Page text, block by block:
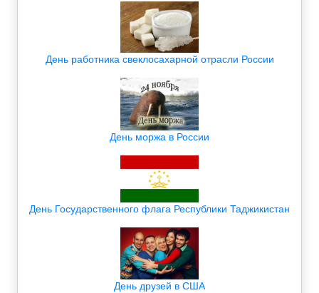
День работника свеклосахарной отрасли России
День моржа в России
День Государственного флага Республики Таджикистан
День друзей в США